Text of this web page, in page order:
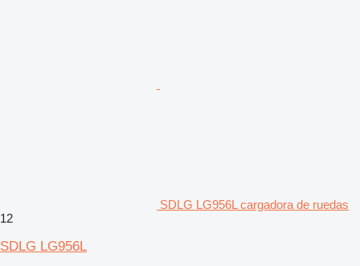
SDLG LG956L cargadora de ruedas
12
SDLG LG956L